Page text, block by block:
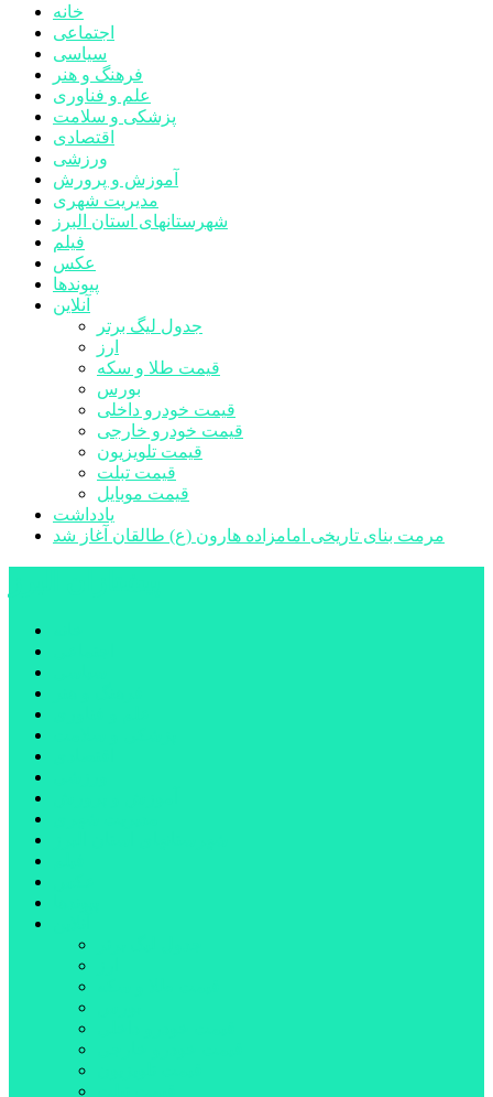
خانه
اجتماعی
سیاسی
فرهنگ و هنر
علم و فناوری
پزشکی و سلامت
اقتصادی
ورزشی
آموزش و پرورش
مدیریت شهری
شهرستانهای استان البرز
فیلم
عکس
پیوندها
آنلاین
جدول لیگ برتر
ارز
قیمت طلا و سکه
بورس
قیمت خودرو داخلی
قیمت خودرو خارجی
قیمت تلویزیون
قیمت تبلت
قیمت موبایل
یادداشت
مرمت بنای تاریخی امامزاده هارون (ع) طالقان آغاز شد